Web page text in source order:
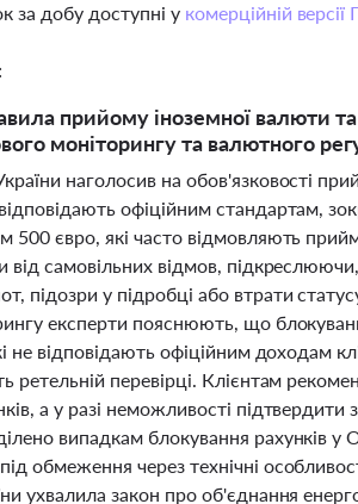
за добу доступні у комерційній
прийому іноземної валюти
моніторингу та валютного
наголосив на обов'язковості
офіційним стандартам,
500 євро, які часто відмовляють
від самовільних відмов,
підозри у підробці або втрати
експерти пояснюють, що
не відповідають офіційним доходам
ретельній перевірці. Клієнтам
а у разі неможливості
випадкам блокування рахунків у
обмеження через технічні
ухвалила закон про об'єднання